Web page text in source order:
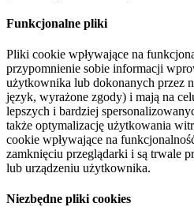
Funkcjonalne pliki
Pliki cookie wpływające na
przypomnienie sobie informacji
użytkownika lub dokonanych przez
język, wyrażone zgody) i mają na
lepszych i bardziej
także optymalizację użytkowania
cookie wpływające na
zamknięciu przeglądarki i są trwale
lub urządzeniu użytkownika.
Niezbędne pliki cookies